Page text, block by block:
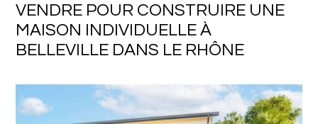
VENDRE POUR CONSTRUIRE UNE
MAISON INDIVIDUELLE À
BELLEVILLE DANS LE RHÔNE